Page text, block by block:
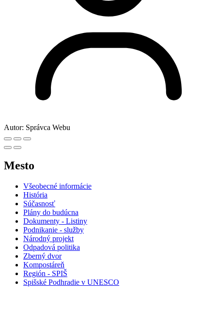
Autor: Správca Webu
Mesto
Všeobecné informácie
História
Súčasnosť
Plány do budúcna
Dokumenty - Listiny
Podnikanie - služby
Národný projekt
Odpadová politika
Zberný dvor
Kompostáreň
Región - SPIŠ
Spišské Podhradie v UNESCO